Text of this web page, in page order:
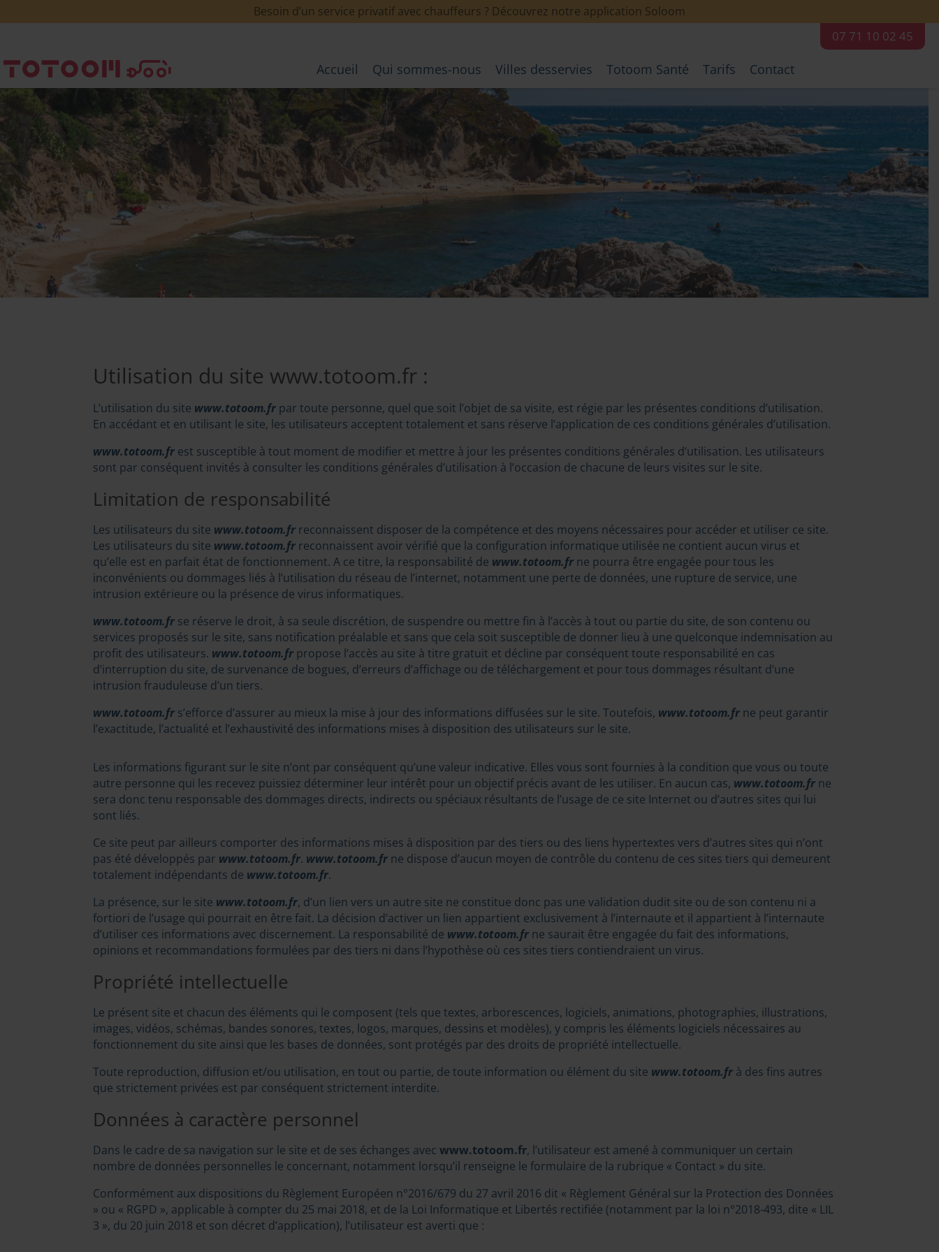
Besoin d’un service privatif avec chauffeurs ? Découvrez notre application Soloom
07 71 10 02 45
Accueil Qui sommes-nous Villes desservies Totoom Santé Tarifs Contact
Utilisation du site www.totoom.fr :
L’utilisation du site www.totoom.frpar toute personne, quel que soit l’objet de sa visite, est régie par les présentes conditions d’utilisation.
En accédant et en utilisant le site, les utilisateurs acceptent totalement et sans réserve l’application de ces conditions générales d’utilisation.
www.totoom.frest susceptible à tout moment de modifier et mettre à jour les présentes conditions générales d’utilisation. Les utilisateurs
sont par conséquent invités à consulter les conditions générales d’utilisation à l’occasion de chacune de leurs visites sur le site.
Limitation de responsabilité
Les utilisateurs du site www.totoom.frreconnaissent disposer de la compétence et des moyens nécessaires pour accéder et utiliser ce site.
Les utilisateurs du site www.totoom.frreconnaissent avoir vérifié que la configuration informatique utilisée ne contient aucun virus et
qu’elle est en parfait état de fonctionnement. A ce titre, la responsabilité de www.totoom.frne pourra être engagée pour tous les
inconvénients ou dommages liés à l’utilisation du réseau de l’internet, notamment une perte de données, une rupture de service, une
intrusion extérieure ou la présence de virus informatiques.
www.totoom.frse réserve le droit, à sa seule discrétion, de suspendre ou mettre fin à l’accès à tout ou partie du site, de son contenu ou
services proposés sur le site, sans notification préalable et sans que cela soit susceptible de donner lieu à une quelconque indemnisation au
profit des utilisateurs. www.totoom.frpropose l’accès au site à titre gratuit et décline par conséquent toute responsabilité en cas
d’interruption du site, de survenance de bogues, d’erreurs d’affichage ou de téléchargement et pour tous dommages résultant d’une
intrusion frauduleuse d’un tiers.
www.totoom.frs’efforce d’assurer au mieux la mise à jour des informations diffusées sur le site. Toutefois, www.totoom.frne peut garantir
l’exactitude, l’actualité et l’exhaustivité des informations mises à disposition des utilisateurs sur le site.
Les informations figurant sur le site n’ont par conséquent qu’une valeur indicative. Elles vous sont fournies à la condition que vous ou toute
autre personne qui les recevez puissiez déterminer leur intérêt pour un objectif précis avant de les utiliser. En aucun cas, www.totoom.frne
sera donc tenu responsable des dommages directs, indirects ou spéciaux résultants de l’usage de ce site Internet ou d’autres sites qui lui
sont liés.
Ce site peut par ailleurs comporter des informations mises à disposition par des tiers ou des liens hypertextes vers d’autres sites qui n’ont
pas été développés par www.totoom.fr. www.totoom.frne dispose d’aucun moyen de contrôle du contenu de ces sites tiers qui demeurent
totalement indépendants de www.totoom.fr.
La présence, sur le site www.totoom.fr, d’un lien vers un autre site ne constitue donc pas une validation dudit site ou de son contenu ni a
fortiori de l’usage qui pourrait en être fait. La décision d’activer un lien appartient exclusivement à l’internaute et il appartient à l’internaute
d’utiliser ces informations avec discernement. La responsabilité de www.totoom.frne saurait être engagée du fait des informations,
opinions et recommandations formulées par des tiers ni dans l’hypothèse où ces sites tiers contiendraient un virus.
Propriété intellectuelle
Le présent site et chacun des éléments qui le composent (tels que textes, arborescences, logiciels, animations, photographies, illustrations,
images, vidéos, schémas, bandes sonores, textes, logos, marques, dessins et modèles), y compris les éléments logiciels nécessaires au
fonctionnement du site ainsi que les bases de données, sont protégés par des droits de propriété intellectuelle.
Toute reproduction, diffusion et/ou utilisation, en tout ou partie, de toute information ou élément du site www.totoom.fr à des fins autres
que strictement privées est par conséquent strictement interdite.
Données à caractère personnel
Dans le cadre de sa navigation sur le site et de ses échanges avec www.totoom.fr, l’utilisateur est amené à communiquer un certain
nombre de données personnelles le concernant, notamment lorsqu’il renseigne le formulaire de la rubrique « Contact » du site.
Conformément aux dispositions du Règlement Européen n°2016/679 du 27 avril 2016 dit « Règlement Général sur la Protection des Données
» ou « RGPD », applicable à compter du 25 mai 2018, et de la Loi Informatique et Libertés rectifiée (notamment par la loi n°2018-493, dite « LIL
3 », du 20 juin 2018 et son décret d’application), l’utilisateur est averti que :